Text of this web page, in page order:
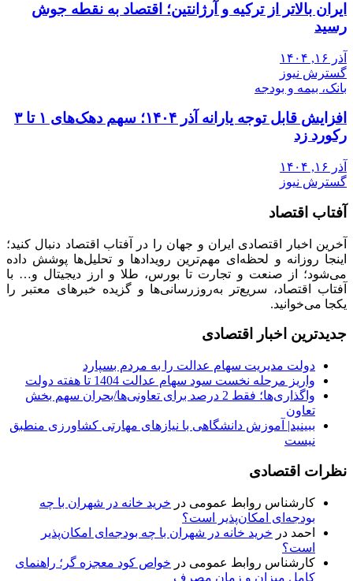
ایران بالاتر از ترکیه و آرژانتین؛ اقتصاد به نقطه جوش
رسید
آذر ۱۶, ۱۴۰۴
گسترش نیوز
بانک، بیمه و بودجه
افزایش قابل توجه یارانه آذر ۱۴۰۴؛ سهم دهک‌های ۱ تا ۳
رکورد زد
آذر ۱۶, ۱۴۰۴
گسترش نیوز
آفتاب اقتصاد
آخرین اخبار اقتصادی ایران و جهان را در آفتاب اقتصاد دنبال کنید؛
اینجا روزانه و لحظه‌ای مهم‌ترین رویدادها و تحلیل‌ها پوشش داده
می‌شود؛ از صنعت و تجارت تا بورس، طلا و ارز دیجیتال و… با
آفتاب اقتصاد، سریع‌تر به‌روزرسانی‌ها و گزیده خبرهای معتبر را
یکجا می‌خوانید.
جدیدترین اخبار اقتصادی
دولت مدیریت سهام عدالت را به مردم بسپارد
واریز مرحله نخست سود سهام عدالت 1404 تا هفته دولت
واگذاری‌ها؛ فقط 2 درصد برای تعاونی‌ها/بحران سهم بخش
تعاون
ببینید| آموزش دانشگاهی با نیازهای مهارتی کشاورزی منطبق
نیست
نظرات اقتصادی
کارشناس روابط عمومی در خرید خانه در شهران با چه
بودجه‌ای امکان‌پذیر است؟
احمد در خرید خانه در شهران با چه بودجه‌ای امکان‌پذیر
است؟
کارشناس روابط عمومی در خواص کود معجزه گر؛ راهنمای
کامل میزان و زمان مصرف